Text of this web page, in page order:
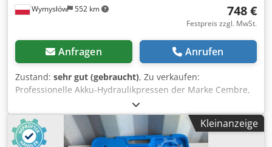
Wymysłów 552 km 748 €
Festpreis zzgl. MwSt.
Anfragen Anrufen
Zustand: sehr gut (gebraucht), Zu verkaufen:
Professionelle Akku-Hydraulikpressen der Marke Cembre,
Modell B15D. Die Geräte sind technisch einwandfrei und
sofort einsatzbereit. Der Preis gilt für 1 Stück. Optischer
Zustand siehe Fotos – normale Gebrauchsspuren
entsprechend dem Einsatz. Technische Daten: Hersteller:
Kleinanzeige